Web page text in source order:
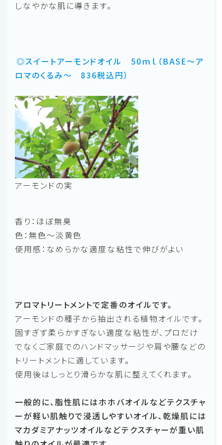
しなやかな肌に導きます。
◎スイートアーモンドオイル 50ｍｌ（BASE～ア
ロマのくるみ～ 836税込円）
アーモンドの実
香り：ほぼ無臭
色：無色～淡黄色
使用感：なめらかな適度な粘性で伸びがよい
アロマトリートメントで定番のオイルです。
アーモンドの種子から抽出される植物オイルです。
固すぎず柔らかすぎない適度な粘性が、プロだけ
でなくご家庭でのハンドマッサージや肩や腰などの
トリートメントに適しています。
使用後はしっとり滑らかな肌に整えてくれます。
一般的に、脂性肌にはホホバオイルなどテクスチャ
ーが軽い肌触りで浸透しやすいオイル、乾燥肌には
マカダミアナッツオイルなどテクスチャーが重い肌